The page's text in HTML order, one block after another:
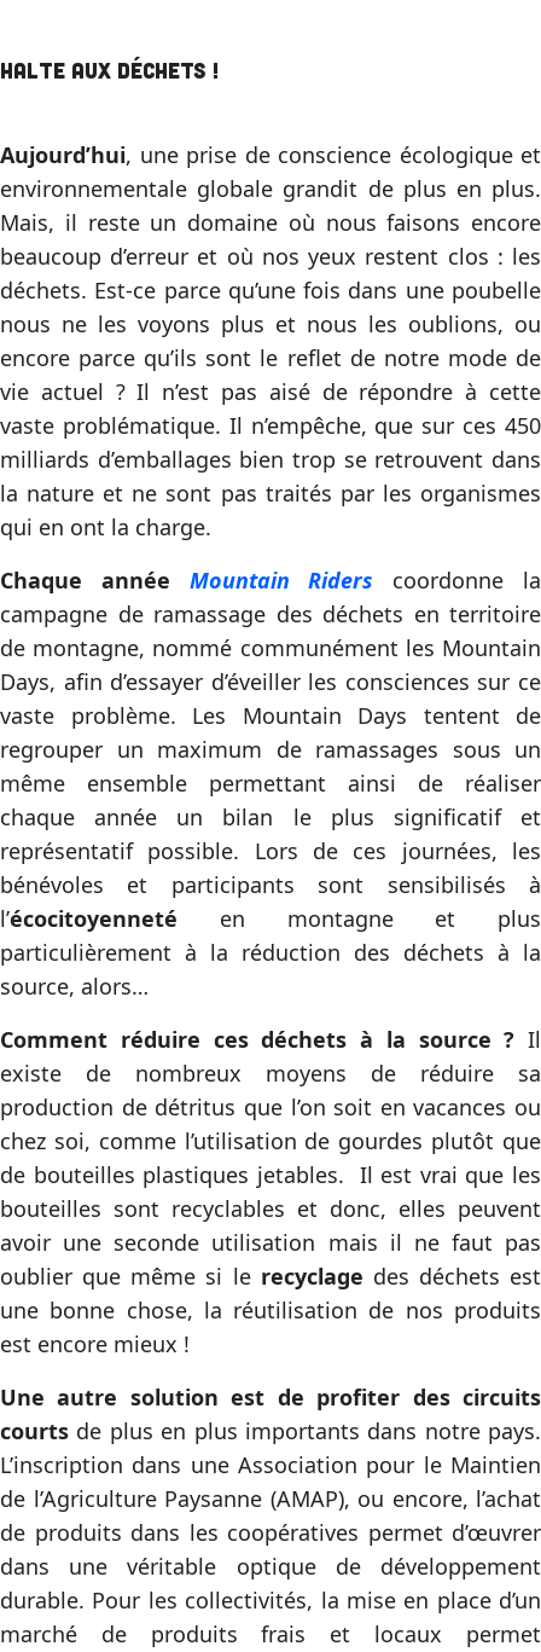
Halte aux déchets !
Aujourd’hui, une prise de conscience écologique et
environnementale globale grandit de plus en plus.
Mais, il reste un domaine où nous faisons encore
beaucoup d’erreur et où nos yeux restent clos : les
déchets. Est-ce parce qu’une fois dans une poubelle
nous ne les voyons plus et nous les oublions, ou
encore parce qu’ils sont le reflet de notre mode de
vie actuel ? Il n’est pas aisé de répondre à cette
vaste problématique. Il n’empêche, que sur ces 450
milliards d’emballages bien trop se retrouvent dans
la nature et ne sont pas traités par les organismes
qui en ont la charge.
Chaque année Mountain Riders coordonne la
campagne de ramassage des déchets en territoire
de montagne, nommé communément les Mountain
Days, afin d’essayer d’éveiller les consciences sur ce
vaste problème. Les Mountain Days tentent de
regrouper un maximum de ramassages sous un
même ensemble permettant ainsi de réaliser
chaque année un bilan le plus significatif et
représentatif possible. Lors de ces journées, les
bénévoles et participants sont sensibilisés à
l’écocitoyenneté en montagne et plus
particulièrement à la réduction des déchets à la
source, alors…
Comment réduire ces déchets à la source ? Il
existe de nombreux moyens de réduire sa
production de détritus que l’on soit en vacances ou
chez soi, comme l’utilisation de gourdes plutôt que
de bouteilles plastiques jetables. Il est vrai que les
bouteilles sont recyclables et donc, elles peuvent
avoir une seconde utilisation mais il ne faut pas
oublier que même si le recyclage des déchets est
une bonne chose, la réutilisation de nos produits
est encore mieux !
Une autre solution est de profiter des circuits
courts de plus en plus importants dans notre pays.
L’inscription dans une Association pour le Maintien
de l’Agriculture Paysanne (AMAP), ou encore, l’achat
de produits dans les coopératives permet d’œuvrer
dans une véritable optique de développement
durable. Pour les collectivités, la mise en place d’un
marché de produits frais et locaux permet